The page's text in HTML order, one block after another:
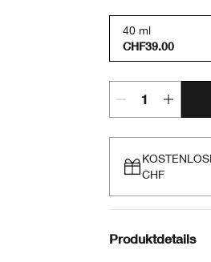
40 ml
CHF39.00
CHF
Produktdetails